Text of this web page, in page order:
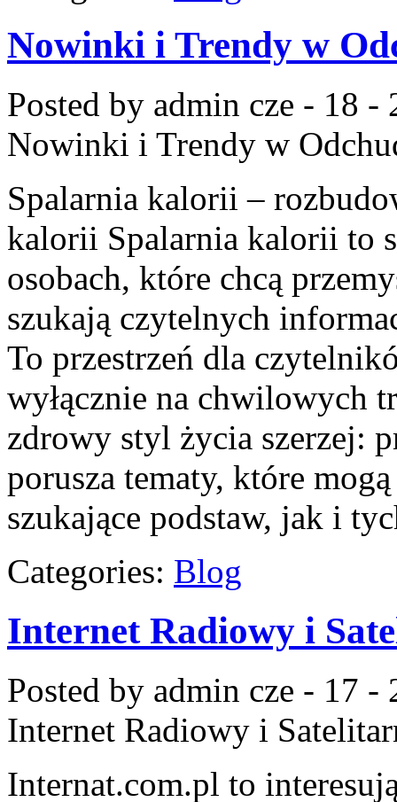
Nowinki i Trendy w
Posted by admin cze - 18 -
Nowinki i Trendy w
Spalarnia kalorii –
kalorii Spalarnia kalorii to
osobach, które chcą
szukają czytelnych
To przestrzeń dla
wyłącznie na chwilowych
zdrowy styl życia szerzej:
porusza tematy, które
szukające podstaw, jak i
Categories: Blog
Internet Radiowy i
Posted by admin cze - 17 -
Internet Radiowy i
Internat.com.pl to